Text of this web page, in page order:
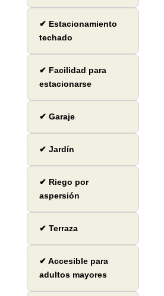
✔ Estacionamiento
techado
✔ Facilidad para
estacionarse
✔ Garaje
✔ Jardín
✔ Riego por
aspersión
✔ Terraza
✔ Accesible para
adultos mayores